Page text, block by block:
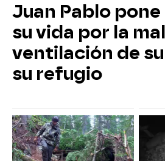
Juan Pablo
su vida por la
ventilación de
su refugio